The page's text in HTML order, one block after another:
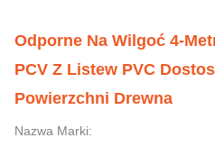
Odporne Na Wilgoć 4-
PCV Z Listew PVC
Powierzchni Drewna
Nazwa Marki: